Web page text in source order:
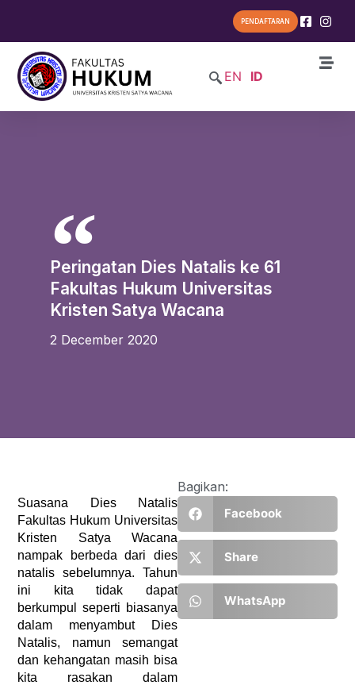
PENDAFTARAN
EN ID
Peringatan Dies Natalis ke 61
Fakultas Hukum Universitas
Kristen Satya Wacana
2 December 2020
Suasana Dies Natalis
Fakultas Hukum Universitas
Kristen Satya Wacana
nampak berbeda dari dies
natalis sebelumnya. Tahun
ini kita tidak dapat
berkumpul seperti biasanya
dalam menyambut Dies
Natalis, namun semangat
dan kehangatan masih bisa
kita rasakan dalam
Bagikan:
Facebook
Share
WhatsApp